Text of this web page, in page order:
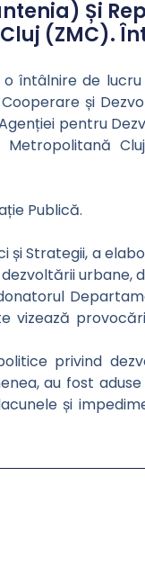
Și
(ZMC).
întâlnire de
și
pentru
Publică.
și Strategii, a
vizează
privind
au fost
și